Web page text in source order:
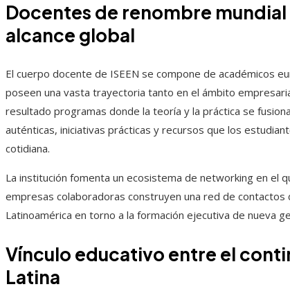
Docentes de renombre
alcance global
El cuerpo docente de ISEEN se compone de académicos
poseen una vasta trayectoria tanto en el ámbito
resultado programas donde la teoría y la práctica se
auténticas, iniciativas prácticas y recursos que los
cotidiana.
La institución fomenta un ecosistema de networking en el
empresas colaboradoras construyen una red de
Latinoamérica en torno a la formación ejecutiva de nueva
Vínculo educativo entre el
Latina